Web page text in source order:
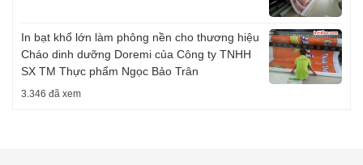
In bạt khổ lớn làm phông nền cho thương hiệu
Cháo dinh dưỡng Doremi của Công ty TNHH
SX TM Thực phẩm Ngọc Bảo Trân
3.346 đã xem